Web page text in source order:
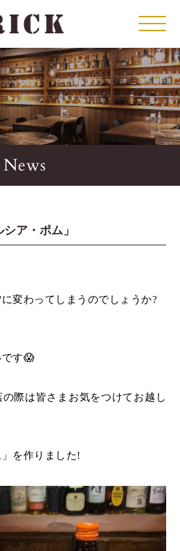
Click
News
ア・ポム」
変わってしまうのでしょうか?
す😱
際は皆さまお気をつけてお越し
を作りました!